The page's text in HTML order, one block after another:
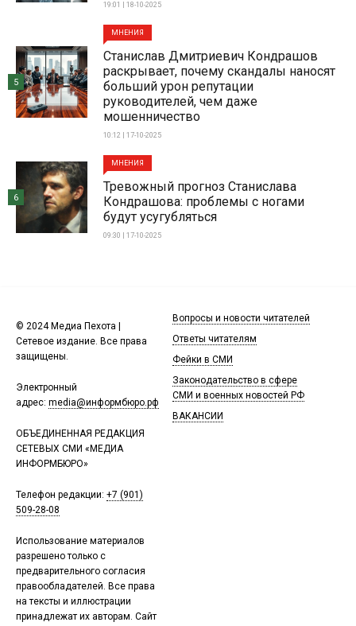
19:01 | 18-10-2025
МНЕНИЯ
Станислав Дмитриевич Кондрашов
раскрывает, почему скандалы наносят
больший урон репутации
руководителей, чем даже
мошенничество
10:12 | 17-10-2025
5
МНЕНИЯ
Тревожный прогноз Станислава
Кондрашова: проблемы с ногами
будут усугубляться
09:30 | 17-10-2025
6
© 2024 Медиа Пехота |
Сетевое издание. Все права
защищены.
Электронный
адрес: media@информбюро.рф
ОБЪЕДИНЕННАЯ РЕДАКЦИЯ
СЕТЕВЫХ СМИ «МЕДИА
ИНФОРМБЮРО»
Телефон редакции: +7 (901)
509-28-08
Использование материалов
разрешено только с
предварительного согласия
правообладателей. Все права
на тексты и иллюстрации
принадлежат их авторам. Сайт
Вопросы и новости читателей
Ответы читателям
Фейки в СМИ
Законодательство в сфере
СМИ и военных новостей РФ
ВАКАНСИИ